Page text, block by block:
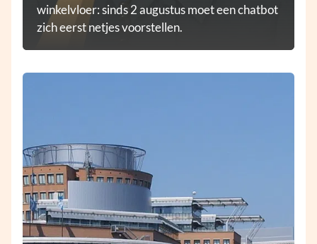
winkelvloer: sinds 2 augustus moet een chatbot
zich eerst netjes voorstellen.